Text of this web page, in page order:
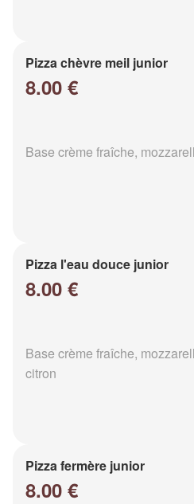
Pizza chèvre meil junior
8.00 €
Base crème fraîche,
Pizza l'eau douce junior
8.00 €
Base crème fraîche,
citron
Pizza fermère junior
8.00 €